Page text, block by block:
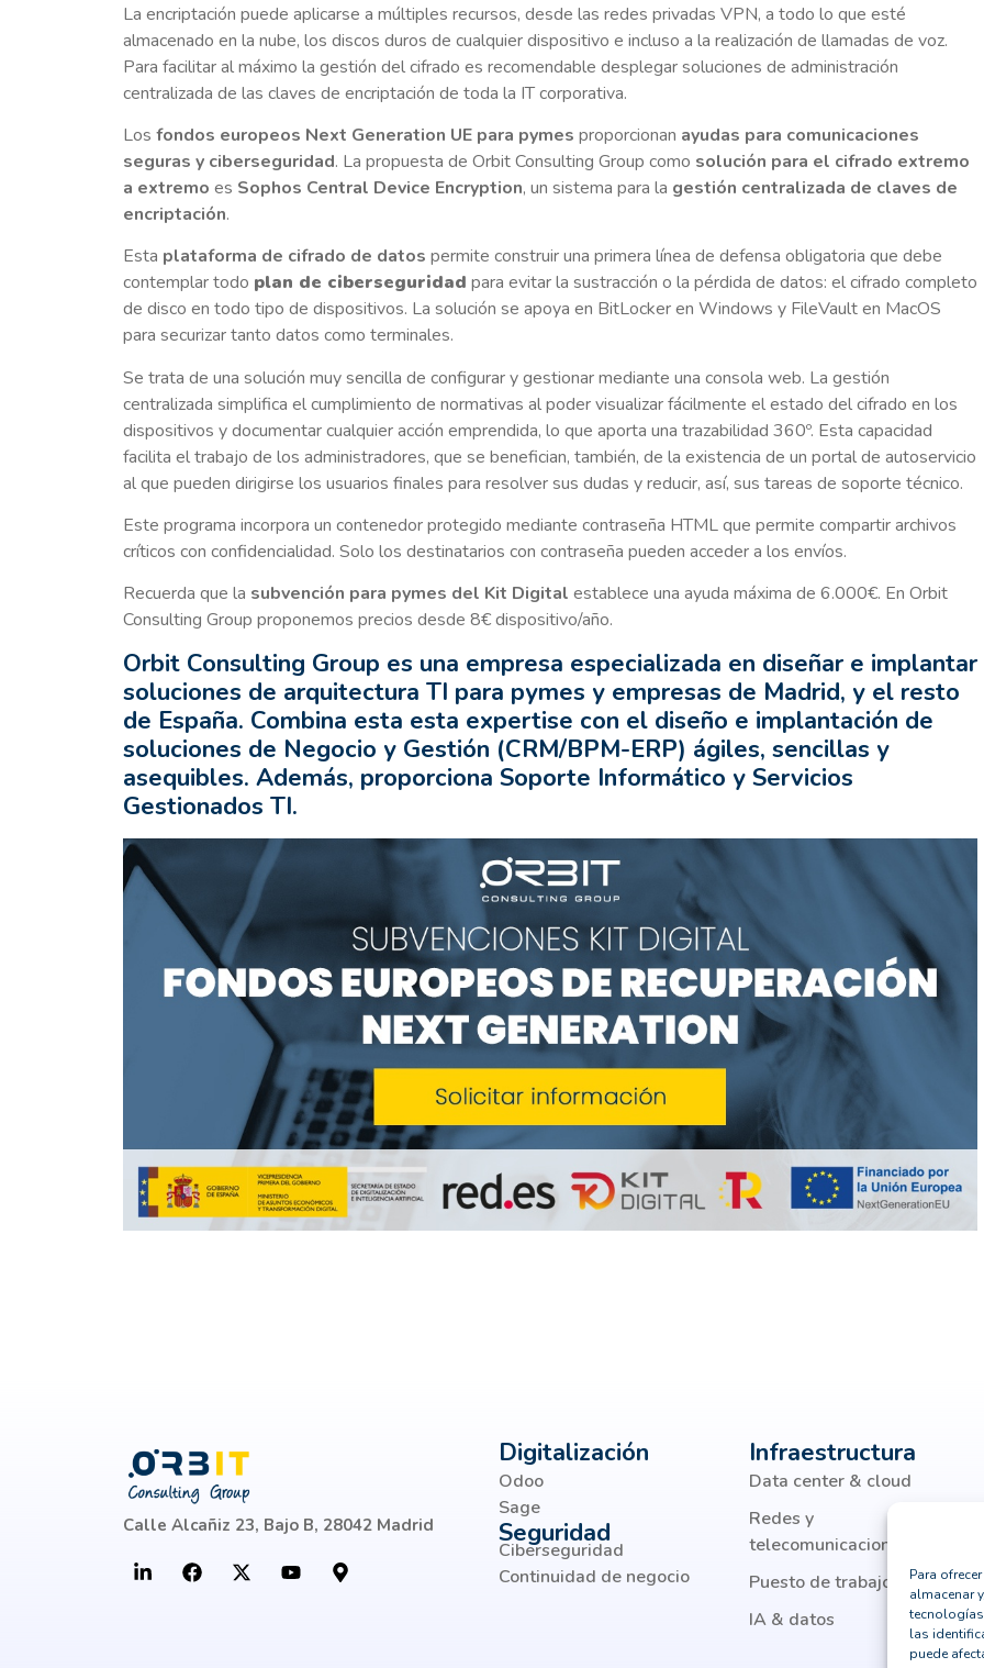
Para
almacenar
las
puede
La encriptación puede aplicarse a múltiples recursos, desde las redes privadas VPN, a todo lo que esté
almacenado en la nube, los discos duros de cualquier dispositivo e incluso a la realización de llamadas de voz.
Para facilitar al máximo la gestión del cifrado es recomendable desplegar soluciones de administración
centralizada de las claves de encriptación de toda la IT corporativa.
Los fondos europeos Next Generation UE para pymes proporcionan ayudas para comunicaciones
seguras y ciberseguridad. La propuesta de Orbit Consulting Group como solución para el cifrado extremo
a extremo es Sophos Central Device Encryption, un sistema para la gestión centralizada de claves de
encriptación.
Esta plataforma de cifrado de datos permite construir una primera línea de defensa obligatoria que debe
contemplar todo plan de ciberseguridad para evitar la sustracción o la pérdida de datos: el cifrado completo
de disco en todo tipo de dispositivos. La solución se apoya en BitLocker en Windows y FileVault en MacOS
para securizar tanto datos como terminales.
Se trata de una solución muy sencilla de configurar y gestionar mediante una consola web. La gestión
centralizada simplifica el cumplimiento de normativas al poder visualizar fácilmente el estado del cifrado en los
dispositivos y documentar cualquier acción emprendida, lo que aporta una trazabilidad 360º. Esta capacidad
facilita el trabajo de los administradores, que se benefician, también, de la existencia de un portal de autoservicio
al que pueden dirigirse los usuarios finales para resolver sus dudas y reducir, así, sus tareas de soporte técnico.
Este programa incorpora un contenedor protegido mediante contraseña HTML que permite compartir archivos
críticos con confidencialidad. Solo los destinatarios con contraseña pueden acceder a los envíos.
Recuerda que la subvención para pymes del Kit Digital establece una ayuda máxima de 6.000€. En Orbit
Consulting Group proponemos precios desde 8€ dispositivo/año.
Orbit Consulting Group es una empresa especializada en diseñar e implantar
soluciones de arquitectura TI para pymes y empresas de Madrid, y el resto
de España. Combina esta esta expertise con el diseño e implantación de
soluciones de Negocio y Gestión (CRM/BPM-ERP) ágiles, sencillas y
asequibles. Además, proporciona Soporte Informático y Servicios
Gestionados TI.
Calle Alcañiz 23, Bajo B, 28042 Madrid
Digitalización
Odoo
Sage
Seguridad
Ciberseguridad
Continuidad de negocio
Infraestructura
Data center & cloud
Redes y
telecomunicaciones
Puesto de trabajo moderno
IA & datos